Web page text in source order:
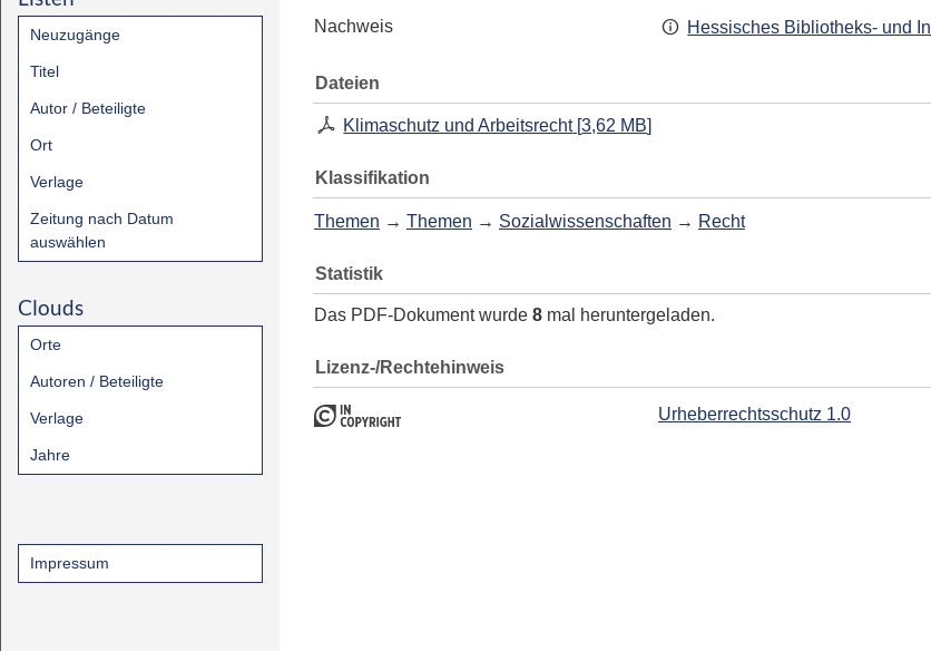
Neuzugänge
Titel
Autor / Beteiligte
Ort
Verlage
Zeitung nach Datum
auswählen
Clouds
Orte
Autoren / Beteiligte
Verlage
Jahre
Impressum
Nachweis Hessisches Bibliotheks- und
Dateien
Klimaschutz und Arbeitsrecht[3,62 MB]
Klassifikation
Themen → Themen → Sozialwissenschaften → Recht
Statistik
Das PDF-Dokument wurde 8 mal heruntergeladen.
Lizenz-/Rechtehinweis
Urheberrechtsschutz 1.0